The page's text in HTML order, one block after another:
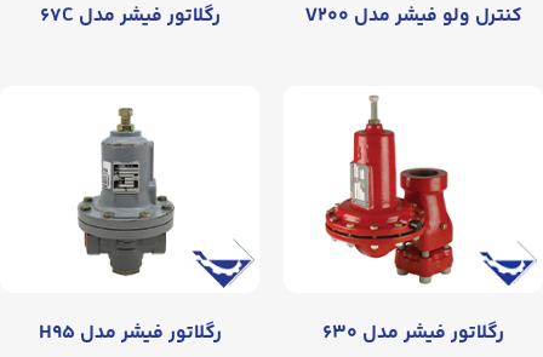
کنترل ولو فیشر مدل V۲۰۰ رگلاتور فیشر مدل ۶۷C
رگلاتور فیشر مدل ۶۳۰ رگلاتور فیشر مدل H۹۵